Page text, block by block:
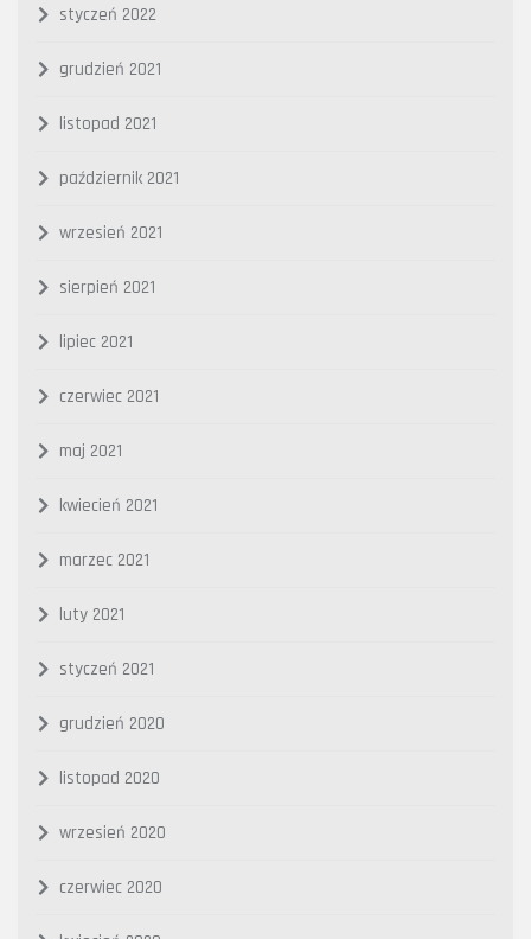
styczeń 2022
grudzień 2021
listopad 2021
październik 2021
wrzesień 2021
sierpień 2021
lipiec 2021
czerwiec 2021
maj 2021
kwiecień 2021
marzec 2021
luty 2021
styczeń 2021
grudzień 2020
listopad 2020
wrzesień 2020
czerwiec 2020